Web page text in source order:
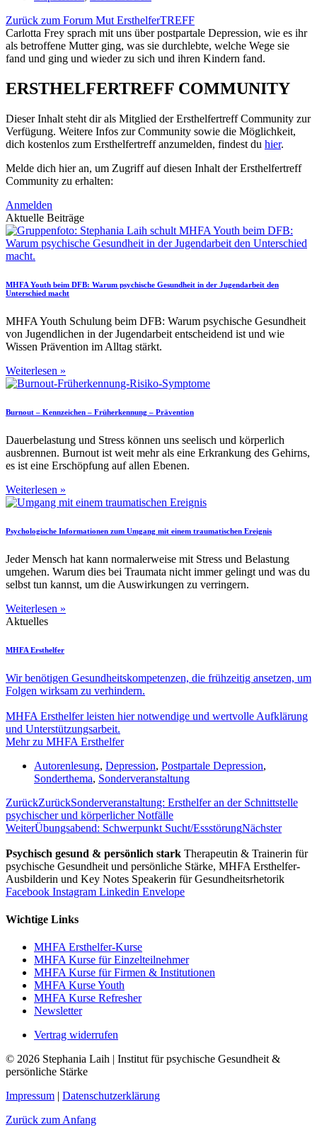
Zurück zum Forum Mut ErsthelferTREFF
Carlotta Frey sprach mit uns über postpartale Depression, wie es ihr
als betroffene Mutter ging, was sie durchlebte, welche Wege sie
fand und ging und wieder zu sich und ihren Kindern fand.
ERSTHELFERTREFF COMMUNITY
Dieser Inhalt steht dir als Mitglied der Ersthelfertreff Community zur
Verfügung. Weitere Infos zur Community sowie die Möglichkeit,
dich kostenlos zum Ersthelfertreff anzumelden, findest du hier.
Melde dich hier an, um Zugriff auf diesen Inhalt der Ersthelfertreff
Community zu erhalten:
Anmelden
Aktuelle Beiträge
MHFA Youth beim DFB: Warum psychische Gesundheit in der Jugendarbeit den
Unterschied macht
MHFA Youth Schulung beim DFB: Warum psychische Gesundheit
von Jugendlichen in der Jugendarbeit entscheidend ist und wie
Wissen Prävention im Alltag stärkt.
Weiterlesen »
Burnout – Kennzeichen – Früherkennung – Prävention
Dauerbelastung und Stress können uns seelisch und körperlich
ausbrennen. Burnout ist weit mehr als eine Erkrankung des Gehirns,
es ist eine Erschöpfung auf allen Ebenen.
Weiterlesen »
Psychologische Informationen zum Umgang mit einem traumatischen Ereignis
Jeder Mensch hat kann normalerweise mit Stress und Belastung
umgehen. Warum dies bei Traumata nicht immer gelingt und was du
selbst tun kannst, um die Auswirkungen zu verringern.
Weiterlesen »
Aktuelles
MHFA Ersthelfer
Wir benötigen Gesund­heits­kompe­tenzen, die frühzeitig ansetzen, um
Folgen wirksam zu verhindern.
MHFA Ersthelfer leisten hier notwendige und wertvolle Aufklärung
und Unter­stütz­ungs­arbeit.
Mehr zu MHFA Ersthelfer
Autorenlesung, Depression, Postpartale Depression,
Sonderthema, Sonderveranstaltung
ZurückZurückSonderveranstaltung: Ersthelfer an der Schnittstelle
psychischer und körperlicher Notfälle
WeiterÜbungsabend: Schwerpunkt Sucht/EssstörungNächster
Psychisch gesund & persönlich stark Therapeutin & Trainerin für
psychische Gesundheit und persönliche Stärke, MHFA Ersthelfer-
Aus­bild­er­in und Key Notes Speakerin für Gesundheits­rhetorik
Facebook Instagram Linkedin Envelope
Wichtige Links
MHFA Ersthelfer-Kurse
MHFA Kurse für Einzelteilnehmer
MHFA Kurse für Firmen & Institutionen
MHFA Kurse Youth
MHFA Kurse Refresher
Newsletter
Vertrag widerrufen
© 2026 Stephania Laih | Institut für psychische Gesundheit &
persönliche Stärke
Impressum | Datenschutzerklärung
Zurück zum Anfang